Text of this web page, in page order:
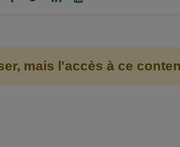
mais l'accès à ce